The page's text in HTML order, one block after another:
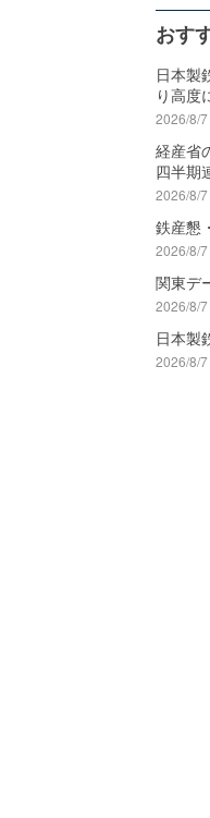
おす
日本製
り高度
2026/8/
経産省
四半期
2026/8/
鉄産懇
2026/8/
関東デ
2026/8/
日本製
2026/8/